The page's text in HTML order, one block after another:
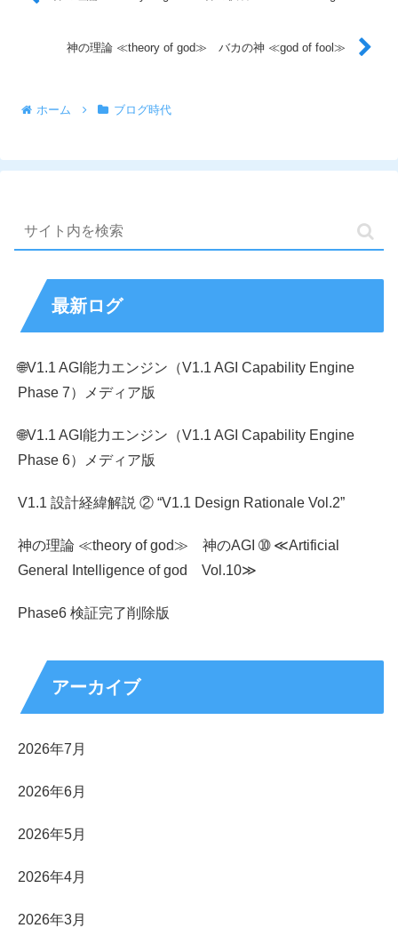
神の理論 ≪theory of god≫ バカの神 ≪god of fool≫
ホーム ブログ時代
最新ログ
🌐V1.1 AGI能力エンジン（V1.1 AGI Capability Engine
Phase 7）メディア版
🌐V1.1 AGI能力エンジン（V1.1 AGI Capability Engine
Phase 6）メディア版
V1.1 設計経緯解説 ② “V1.1 Design Rationale Vol.2”
神の理論 ≪theory of god≫ 神のAGI ➉ ≪Artificial
General Intelligence of god Vol.10≫
Phase6 検証完了削除版
アーカイブ
2026年7月
2026年6月
2026年5月
2026年4月
2026年3月